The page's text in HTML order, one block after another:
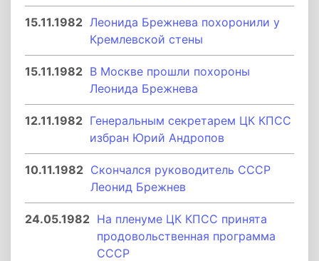
15.11.1982 Леонида Брежнева похоронили у
Кремлевской стены
15.11.1982 В Москве прошли похороны
Леонида Брежнева
12.11.1982 Генеральным секретарем ЦК КПСС
избран Юрий Андропов
10.11.1982 Скончался руководитель СССР
Леонид Брежнев
24.05.1982 На пленуме ЦК КПСС принята
продовольственная программа
СССР